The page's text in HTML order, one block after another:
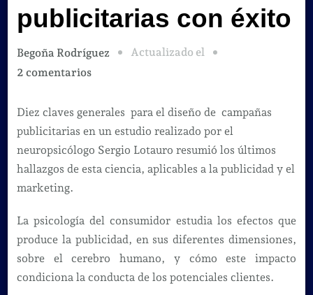
publicitarias con éxito
Begoña Rodríguez
Actualizado el
2 comentariosen
claves
para
realizar
campañas
éxito
Diez claves generales para el diseño de campañas
publicitarias en un estudio realizado por el
neuropsicólogo Sergio Lotauro resumió los últimos
hallazgos de esta ciencia, aplicables a la publicidad y el
marketing.
La psicología del consumidor estudia los efectos que
produce la publicidad, en sus diferentes dimensiones,
sobre el cerebro humano, y cómo este impacto
condiciona la conducta de los potenciales clientes.